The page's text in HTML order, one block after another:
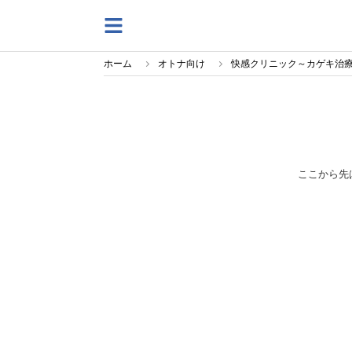
ホーム オトナ向け 快感クリニック～カゲキ治
ここから